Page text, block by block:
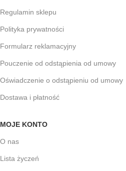
Regulamin sklepu
Polityka prywatności
Formularz reklamacyjny
Pouczenie od odstąpienia od umowy
Oświadczenie o odstąpieniu od umowy
Dostawa i płatność
MOJE KONTO
O nas
Lista życzeń